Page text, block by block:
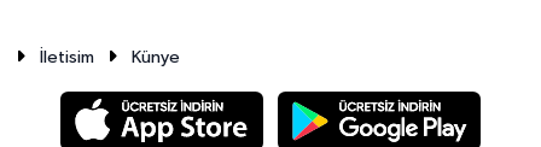
İletisim Künye